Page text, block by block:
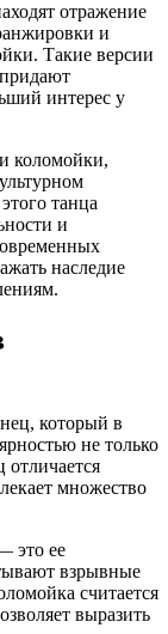
отражение
и
Такие версии
интерес у
коломойки,
танца
и
наследие
который в
не только
отличается
множество
это ее
взрывные
считается
выразить